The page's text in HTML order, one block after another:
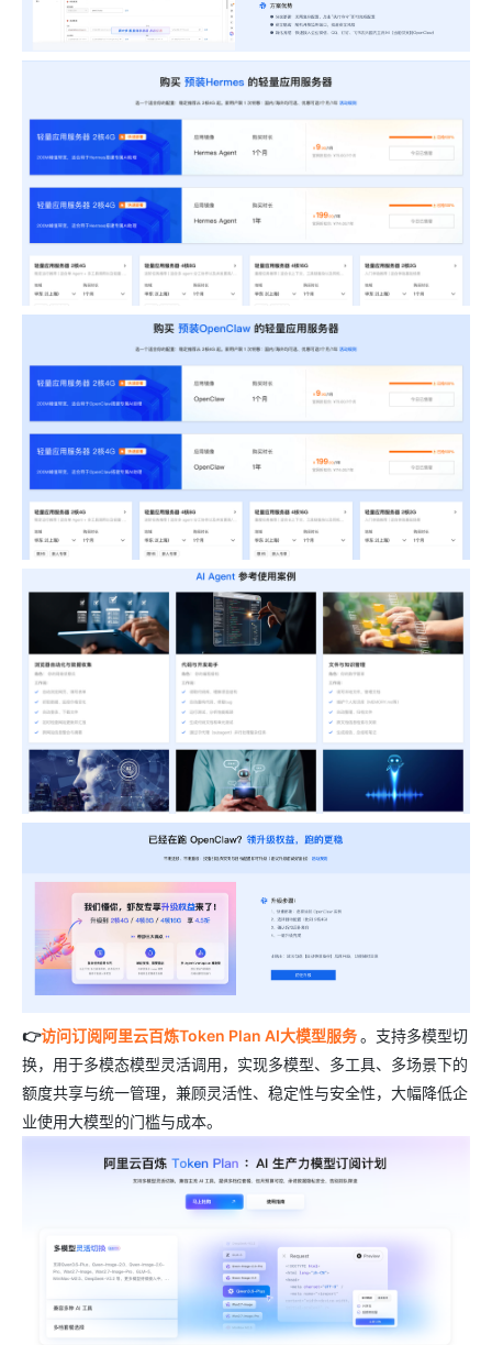
👉访问订阅阿里云百炼Token Plan AI大模型服务。支持多模型切
换，用于多模态模型灵活调用，实现多模型、多工具、多场景下的
额度共享与统一管理，兼顾灵活性、稳定性与安全性，大幅降低企
业使用大模型的门槛与成本。